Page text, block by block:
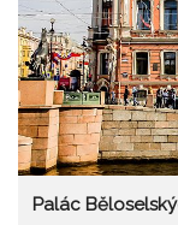
Palác